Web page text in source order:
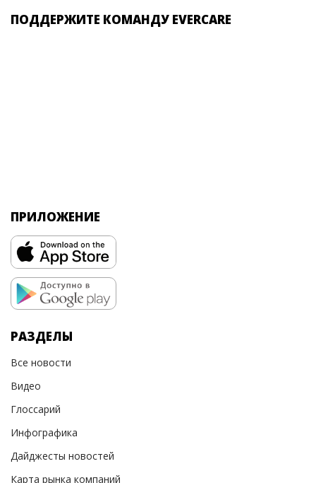
ПОДДЕРЖИТЕ КОМАНДУ EVERCARE
ПРИЛОЖЕНИЕ
РАЗДЕЛЫ
Все новости
Видео
Глоссарий
Инфографика
Дайджесты новостей
Карта рынка компаний